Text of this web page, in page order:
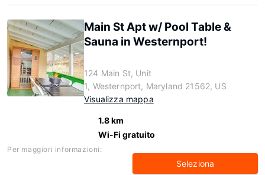
Main St Apt w/ Pool Table &
Sauna in Westernport!
124 Main St, Unit
1, Westernport, Maryland 21562, US
Visualizza mappa
1.8 km
Wi-Fi gratuito
Per maggiori informazioni:
Seleziona